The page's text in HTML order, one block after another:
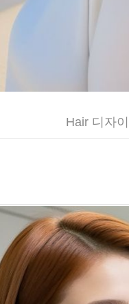
Hair 디자